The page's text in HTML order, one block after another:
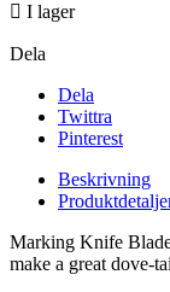
 I lager
Dela
Dela
Twittra
Pinterest
Beskrivning
Marking Knife
make a great dove-